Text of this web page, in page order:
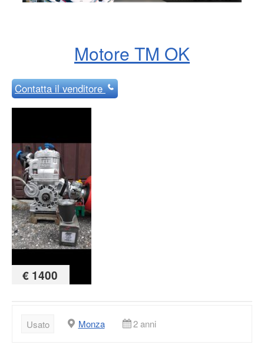
Motore TM OK
Contattail venditore
€ 1400
Usato Monza 2 anni